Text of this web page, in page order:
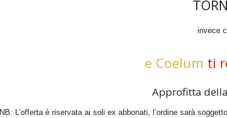
invece
e Coelum ti
Approfitta
NB: L’offerta è riservata ai soli ex abbonati, l’ordine sarà